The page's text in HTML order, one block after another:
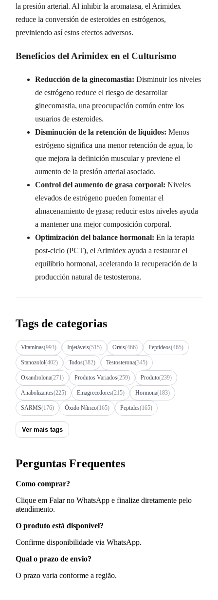
la presión arterial. Al inhibir la aromatasa, el Arimidex
reduce la conversión de esteroides en estrógenos,
previniendo así estos efectos adversos.
Beneficios del Arimidex en el Culturismo
Reducción de la ginecomastia: Disminuir los niveles
de estrógeno reduce el riesgo de desarrollar
ginecomastia, una preocupación común entre los
usuarios de esteroides.
Disminución de la retención de líquidos: Menos
estrógeno significa una menor retención de agua, lo
que mejora la definición muscular y previene el
aumento de la presión arterial asociado.
Control del aumento de grasa corporal: Niveles
elevados de estrógeno pueden fomentar el
almacenamiento de grasa; reducir estos niveles ayuda
a mantener una mejor composición corporal.
Optimización del balance hormonal: En la terapia
post-ciclo (PCT), el Arimidex ayuda a restaurar el
equilibrio hormonal, acelerando la recuperación de la
producción natural de testosterona.
Tags de categorias
Vitaminas(993) Injetáveis(515) Orais(466) Peptídeos(465)
Stanozolol(402) Todos(382) Testosterona(345)
Oxandrolona(271) Produtos Variados(259) Produto(239)
Anabolizantes(225) Emagrecedores(215) Hormona(183)
SARMS(176) Óxido Nítrico(165) Peptides(165)
Ver mais tags
Perguntas Frequentes
Como comprar?
Clique em Falar no WhatsApp e finalize diretamente pelo
atendimento.
O produto está disponível?
Confirme disponibilidade via WhatsApp.
Qual o prazo de envio?
O prazo varia conforme a região.